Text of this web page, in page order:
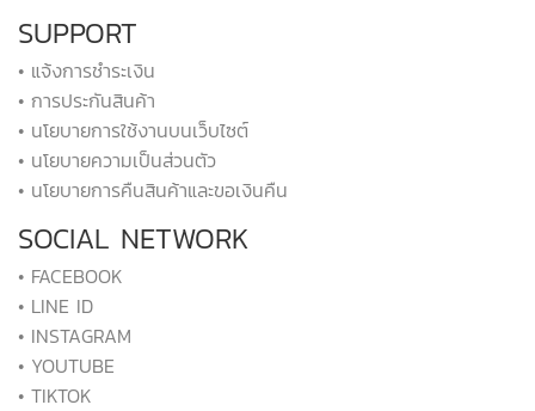
SUPPORT
• แจ้งการชำระเงิน
• การประกันสินค้า
• นโยบายการใช้งานบนเว็บไซต์
• นโยบายความเป็นส่วนตัว
• นโยบายการคืนสินค้าและขอเงินคืน
SOCIAL NETWORK
• FACEBOOK
• LINE ID
• INSTAGRAM
• YOUTUBE
• TIKTOK